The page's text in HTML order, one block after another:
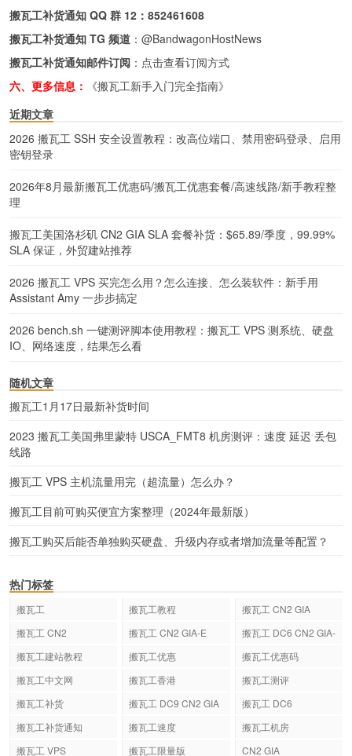
搬瓦工补货通知 QQ 群 12： 852461608
搬瓦工补货通知 TG 频道 ： @BandwagonHostNews
搬瓦工补货通知邮件订阅 ： 点击查看订阅方式
六、更多信息：
《搬瓦工新手入门完全指南》
近期文章
2026 搬瓦工 SSH 安全设置教程：改高位端口、禁用密码登录、启用
密钥登录
2026年8月最新搬瓦工优惠码/搬瓦工优惠套餐/高速线路/新手教程整
理
搬瓦工美国洛杉矶 CN2 GIA SLA 套餐补货：$65.89/季度，99.99%
SLA 保证，外贸建站推荐
2026 搬瓦工 VPS 买完怎么用？怎么连接、怎么装软件：新手用
Assistant Amy 一步步搞定
2026 bench.sh 一键测评脚本使用教程：搬瓦工 VPS 测系统、硬盘
IO、网络速度，结果怎么看
随机文章
搬瓦工1月17日最新补货时间
2023 搬瓦工美国弗里蒙特 USCA_FMT8 机房测评：速度 延迟 丢包
线路
搬瓦工 VPS 主机流量用完（超流量）怎么办？
搬瓦工目前可购买便宜方案整理（2024年最新版）
搬瓦工购买后能否单独购买硬盘、升级内存或者增加流量等配置？
热门标签
搬瓦工 搬瓦工教程
搬瓦工 CN2 GIA
搬瓦工 CN2
搬瓦工 CN2 GIA-E
搬瓦工 DC6 CN2 GIA-
搬瓦工建站教程 搬瓦工优惠
搬瓦工优惠码
搬瓦工中文网
搬瓦工香港
搬瓦工测评
搬瓦工补货
搬瓦工 DC9 CN2 GIA
搬瓦工 DC6
搬瓦工补货通知
搬瓦工速度
搬瓦工机房
搬瓦工 VPS
搬瓦工限量版 CN2 GIA